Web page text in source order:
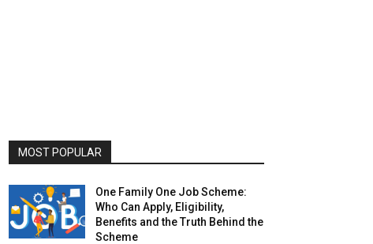
MOST POPULAR
One Family One Job Scheme:
Who Can Apply, Eligibility,
Benefits and the Truth Behind the
Scheme